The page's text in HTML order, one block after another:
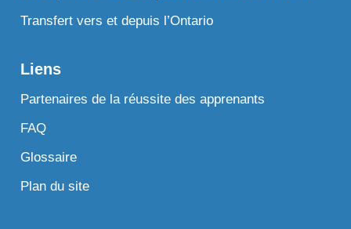
Transfert vers et depuis l’Ontario
Liens
Partenaires de la réussite des apprenants
FAQ
Glossaire
Plan du site